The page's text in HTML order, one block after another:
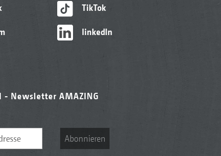
TikTok
linkedIn
Newsletter AMAZING
Abonnieren